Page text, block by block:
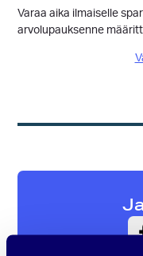
Varaa aika ilmaiselle
arvolupauksenne